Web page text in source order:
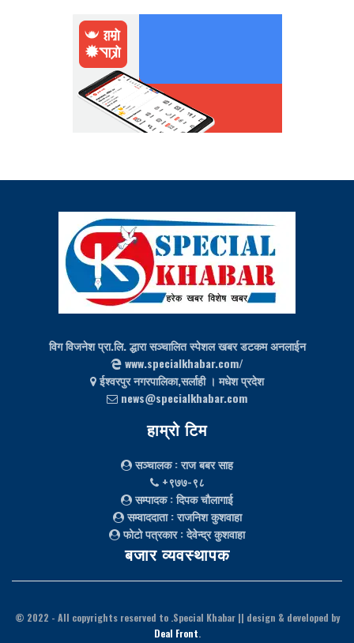
विग विजनेश प्रा.लि. द्धारा सञ्चालित स्पेशल खबर डटकम अनलाईन
www.specialkhabar.com/
ईश्‍वरपुर नगरपालिका,सर्लाही । मधेश प्रदेश
news@specialkhabar.com
हाम्रो टिम
सञ्चालक: राज बबर साह
+९७७-९८
सम्पादक: दिपक चौलागाई
सम्वाददाता: राजनिश कुशवाहा
फोटो पत्रकार: देवेन्द्र कुशवाहा
बजार व्यवस्थापक
© 2022 - All copyrights reserved to .Special Khabar || design & developed by
Deal Front.